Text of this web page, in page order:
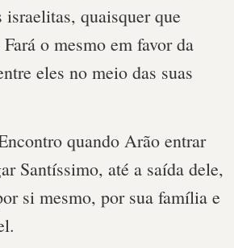
quaisquer que
o mesmo em favor da
eles no meio das suas
quando Arão entrar
Santíssimo, até a saída dele,
si mesmo, por sua família e